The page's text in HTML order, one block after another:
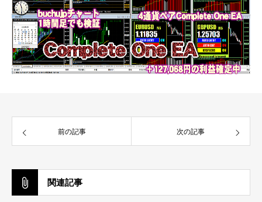
前の記事 次の記事
関連記事